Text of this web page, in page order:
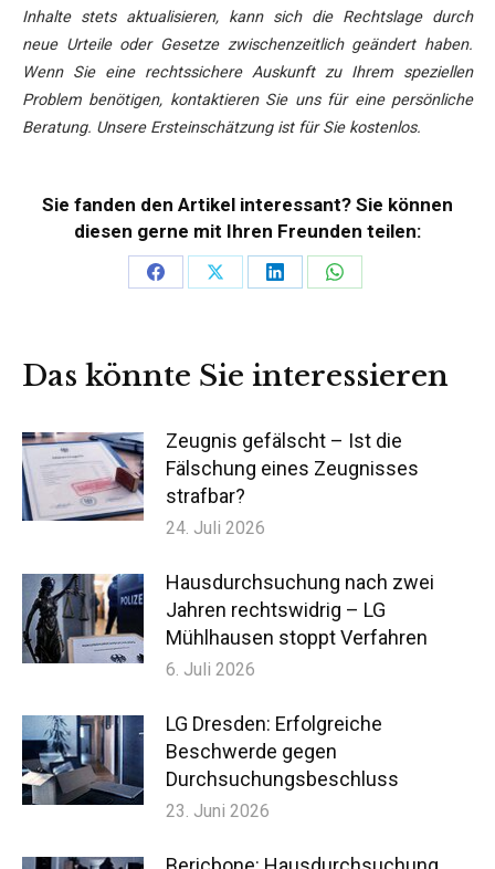
Inhalte stets aktualisieren, kann sich die Rechtslage durch
neue Urteile oder Gesetze zwischenzeitlich geändert haben.
Wenn Sie eine rechtssichere Auskunft zu Ihrem speziellen
Problem benötigen, kontaktieren Sie uns für eine persönliche
Beratung. Unsere Ersteinschätzung ist für Sie kostenlos.
Sie fanden den Artikel interessant? Sie können
diesen gerne mit Ihren Freunden teilen:
Teilen
Teilen
Teilen
Teilen
Das könnte Sie interessieren
Zeugnis gefälscht – Ist die
Fälschung eines Zeugnisses
strafbar?
24. Juli 2026
Hausdurchsuchung nach zwei
Jahren rechtswidrig – LG
Mühlhausen stoppt Verfahren
6. Juli 2026
LG Dresden: Erfolgreiche
Beschwerde gegen
Durchsuchungsbeschluss
23. Juni 2026